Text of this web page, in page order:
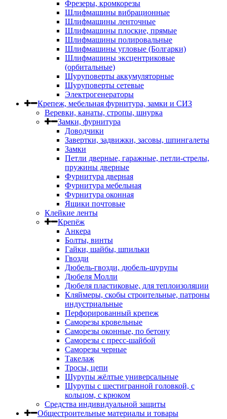
Фрезеры, кромкорезы
Шлифмашины вибрационные
Шлифмашины ленточные
Шлифмашины плоские, прямые
Шлифмашины полировальные
Шлифмашины угловые (Болгарки)
Шлифмашины эксцентриковые
(орбитальные)
Шуруповерты аккумуляторные
Шуруповерты сетевые
Электрогенераторы
Крепеж, мебельная фурнитура, замки и СИЗ
Веревки, канаты, стропы, шнурка
Замки, фурнитура
Доводчики
Завертки, задвижки, засовы, шпингалеты
Замки
Петли дверные, гаражные, петли-стрелы,
пружины дверные
Фурнитура дверная
Фурнитура мебельная
Фурнитура оконная
Ящики почтовые
Клейкие ленты
Крепёж
Анкера
Болты, винты
Гайки, шайбы, шпильки
Гвозди
Дюбель-гвозди, дюбель-шурупы
Дюбеля Молли
Дюбеля пластиковые, для теплоизоляции
Кляймеры, скобы строительные, патроны
индустриальные
Перфорированный крепеж
Саморезы кровельные
Саморезы оконные, по бетону
Саморезы с пресс-шайбой
Саморезы черные
Такелаж
Тросы, цепи
Шурупы жёлтые универсальные
Шурупы с шестигранной головкой, с
кольцом, с крюком
Средства индивидуальной защиты
Общестроительные материалы и товары